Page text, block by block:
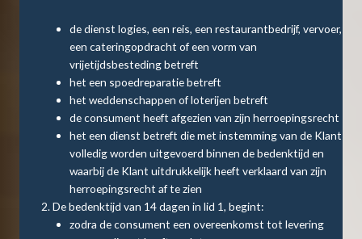
de dienst logies, een reis, een restaurantbedrijf, vervoer,
een cateringopdracht of een vorm van
vrijetijdsbesteding betreft
het een spoedreparatie betreft
het weddenschappen of loterijen betreft
de consument heeft afgezien van zijn herroepingsrecht
het een dienst betreft die met instemming van de Klant
volledig worden uitgevoerd binnen de bedenktijd en
waarbij de Klant uitdrukkelijk heeft verklaard van zijn
herroepingsrecht af te zien
De bedenktijd van 14 dagen in lid 1, begint:
zodra de consument een overeenkomst tot levering